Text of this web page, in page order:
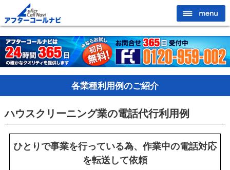
各業種利用例のご紹介
ハウスクリーニング業の電話代行利用例
ひとりで事業を行っている為、作業中の電話対応
を転送して依頼